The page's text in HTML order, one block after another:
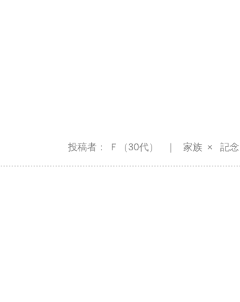
投稿者 Ｆ （30代） 家族 記念